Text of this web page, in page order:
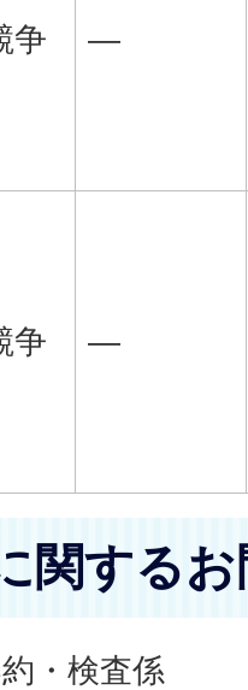
争 ―
争 ―
関する
・検査係